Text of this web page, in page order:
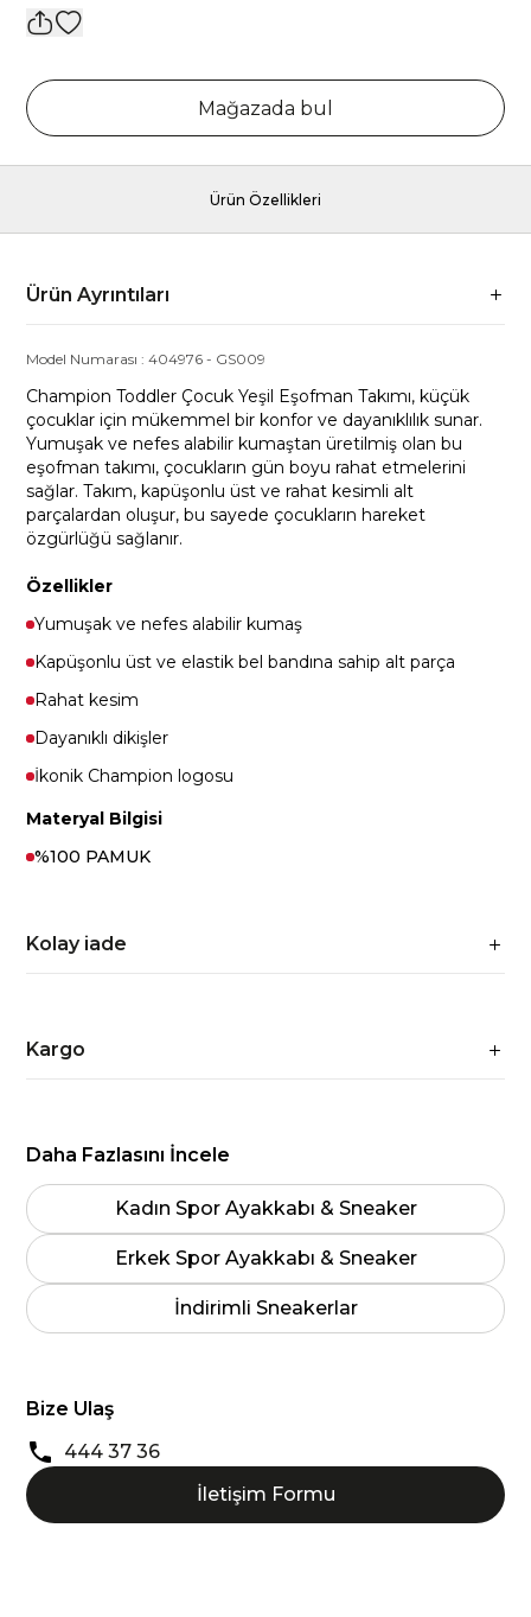
Mağazada bul
Ürün Özellikleri
Ürün Ayrıntıları
Model Numarası :404976 - GS009
Champion Toddler Çocuk Yeşil Eşofman Takımı, küçük
çocuklar için mükemmel bir konfor ve dayanıklılık sunar.
Yumuşak ve nefes alabilir kumaştan üretilmiş olan bu
eşofman takımı, çocukların gün boyu rahat etmelerini
sağlar. Takım, kapüşonlu üst ve rahat kesimli alt
parçalardan oluşur, bu sayede çocukların hareket
özgürlüğü sağlanır.
Özellikler
Yumuşak ve nefes alabilir kumaş
Kapüşonlu üst ve elastik bel bandına sahip alt parça
Rahat kesim
Dayanıklı dikişler
İkonik Champion logosu
Materyal Bilgisi
%100 PAMUK
Kolay iade
Kargo
Daha Fazlasını İncele
Kadın Spor Ayakkabı & Sneaker
Erkek Spor Ayakkabı & Sneaker
İndirimli Sneakerlar
Bize Ulaş
444 37 36
İletişim Formu